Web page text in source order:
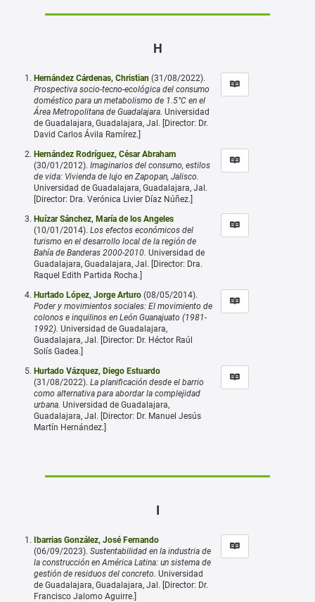
H
Hernández Cárdenas, Christian (31/08/2022).
Prospectiva socio-tecno-ecológica del consumo
doméstico para un metabolismo de 1.5°C en el
Área Metropolitana de Guadalajara. Universidad
de Guadalajara, Guadalajara, Jal. [Director: Dr.
David Carlos Ávila Ramírez.]
Hernández Rodríguez, César Abraham
(30/01/2012). Imaginarios del consumo, estilos
de vida: Vivienda de lujo en Zapopan, Jalisco.
Universidad de Guadalajara, Guadalajara, Jal.
[Director: Dra. Verónica Livier Díaz Núñez.]
Huízar Sánchez, María de los Angeles
(10/01/2014). Los efectos económicos del
turismo en el desarrollo local de la región de
Bahía de Banderas 2000-2010. Universidad de
Guadalajara, Guadalajara, Jal. [Director: Dra.
Raquel Edith Partida Rocha.]
Hurtado López, Jorge Arturo (08/05/2014).
Poder y movimientos sociales: El movimiento de
colonos e inquilinos en León Guanajuato (1981-
1992). Universidad de Guadalajara,
Guadalajara, Jal. [Director: Dr. Héctor Raúl
Solís Gadea.]
Hurtado Vázquez, Diego Estuardo
(31/08/2022). La planificación desde el barrio
como alternativa para abordar la complejidad
urbana. Universidad de Guadalajara,
Guadalajara, Jal. [Director: Dr. Manuel Jesús
Martín Hernández.]
I
Ibarrias González, José Fernando
(06/09/2023). Sustentabilidad en la industria de
la construcción en América Latina: un sistema de
gestión de residuos del concreto. Universidad
de Guadalajara, Guadalajara, Jal. [Director: Dr.
Francisco Jalomo Aguirre.]